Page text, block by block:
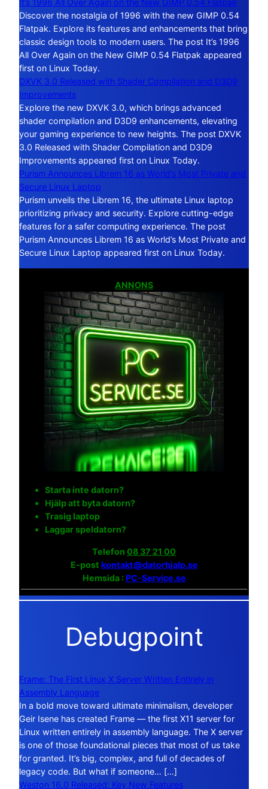
It’s 1996 All Over Again on the New GIMP 0.54 Flatpak
Discover the nostalgia of 1996 with the new GIMP 0.54
Flatpak. Explore its features and enhancements that bring
classic design tools to modern users. The post It’s 1996
All Over Again on the New GIMP 0.54 Flatpak appeared
first on Linux Today.
DXVK 3.0 Released with Shader Compilation and D3D9
Improvements
Explore the new DXVK 3.0, which brings advanced
shader compilation and D3D9 enhancements, elevating
your gaming experience to new heights. The post DXVK
3.0 Released with Shader Compilation and D3D9
Improvements appeared first on Linux Today.
Purism Announces Librem 16 as World’s Most Private and
Secure Linux Laptop
Purism unveils the Librem 16, the ultimate Linux laptop
prioritizing privacy and security. Explore cutting-edge
features for a safer computing experience. The post
Purism Announces Librem 16 as World’s Most Private and
Secure Linux Laptop appeared first on Linux Today.
ANNONS
Starta inte datorn?
Hjälp att byta datorn?
Trasig laptop
Laggar speldatorn?
Telefon 08 37 21 00
E-post kontakt@datorhjalp.se
Hemsida :PC-Service.se
Debugpoint
Frame: The First Linux X Server Written Entirely in
Assembly Language
In a bold move toward ultimate minimalism, developer
Geir Isene has created Frame — the first X11 server for
Linux written entirely in assembly language. The X server
is one of those foundational pieces that most of us take
for granted. It’s big, complex, and full of decades of
legacy code. But what if someone… […]
Weston 16.0 Released: Key New Features